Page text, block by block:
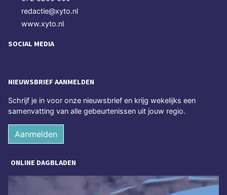
redactie@xyto.nl
www.xyto.nl
SOCIAL MEDIA
NIEUWSBRIEF AANMELDEN
Schrijf je in voor onze nieuwsbrief en krijg wekelijks een
samenvatting van alle gebeurtenissen uit jouw regio.
Aanmelden
ONLINE DAGBLADEN